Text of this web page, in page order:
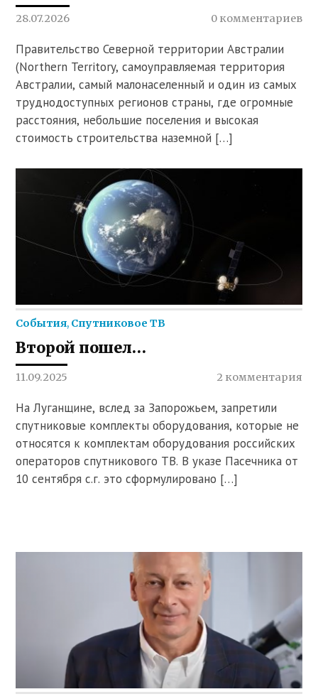
28.07.2026 0 комментариев
Правительство Северной территории Австралии
(Northern Territory, самоуправляемая территория
Австралии, самый малонаселенный и один из самых
труднодоступных регионов страны, где огромные
расстояния, небольшие поселения и высокая
стоимость строительства наземной […]
События, Спутниковое ТВ
Второй пошел…
11.09.2025 2 комментария
На Луганщине, вслед за Запорожьем, запретили
спутниковые комплекты оборудования, которые не
относятся к комплектам оборудования российских
операторов спутникового ТВ. В указе Пасечника от
10 сентября с.г. это сформулировано […]